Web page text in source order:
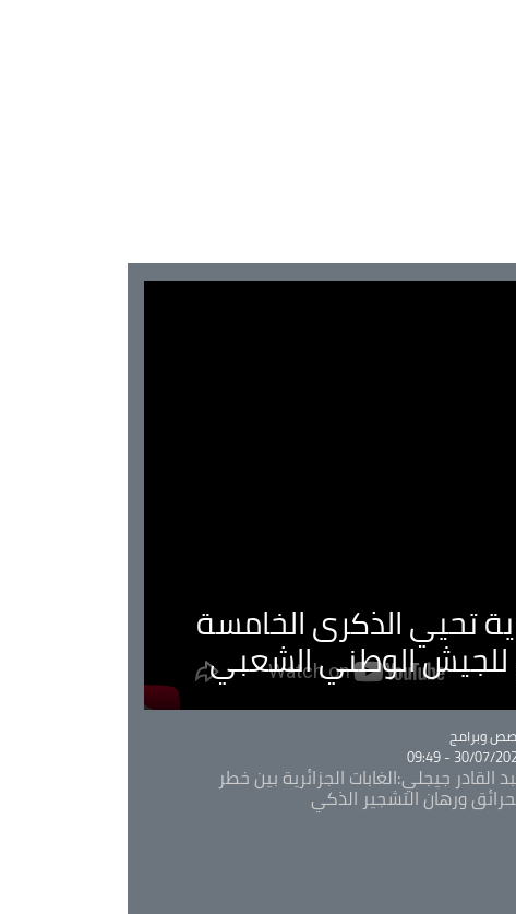
تحيي الذكرى الخامسة
للجيش الوطني الشعبي
وبرامج
30/07/2026 -
القادر جيجلي:الغابات الجزائرية بين خطر
ورهان التشجير الذكي